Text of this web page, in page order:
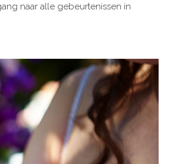
naar alle gebeurtenissen in